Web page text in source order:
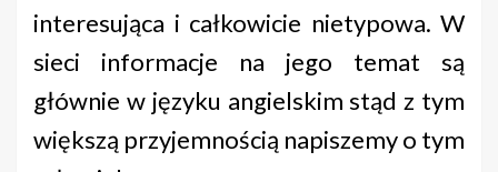
interesująca i całkowicie nietypowa. W
sieci informacje na jego temat są
głównie w języku angielskim stąd z tym
większą przyjemnością napiszemy o tym